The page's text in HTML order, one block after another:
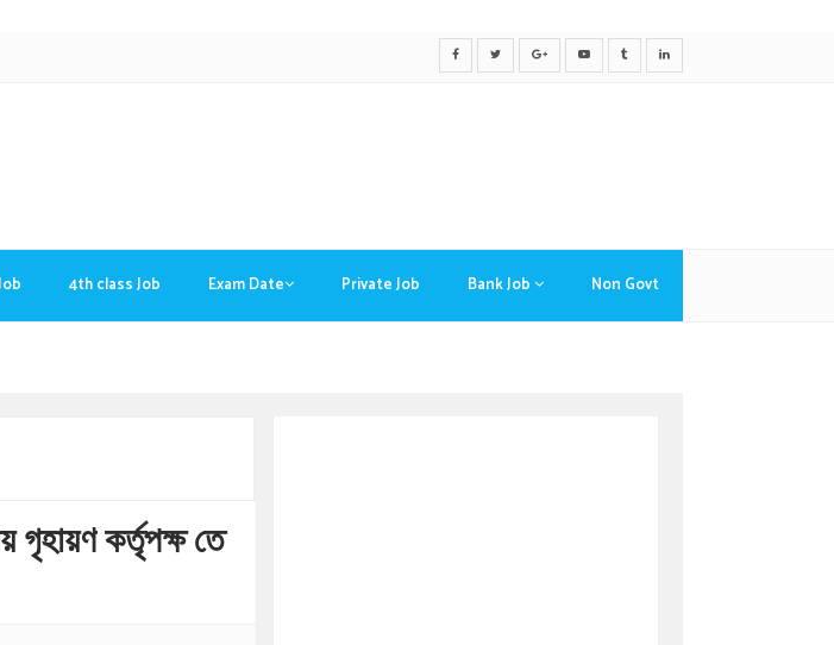
4th class Job Exam Date Private Job Bank Job Non Govt
কর্তৃপক্ষ তে